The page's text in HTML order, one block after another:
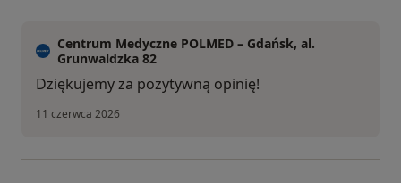
Centrum Medyczne POLMED – Gdańsk, al.
Grunwaldzka 82
Dziękujemy za pozytywną opinię!
11 czerwca 2026